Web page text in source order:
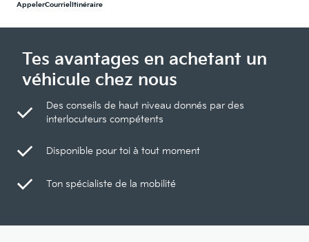
AppelerCourriel Itinéraire
Tes avantages en achetant un
véhicule chez nous
Des conseils de haut niveau donnés par des
interlocuteurs compétents
Disponible pour toi à tout moment
Ton spécialiste de la mobilité